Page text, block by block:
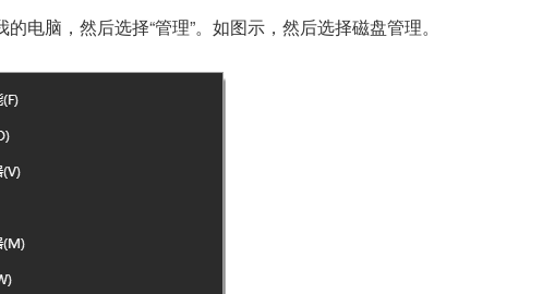
电脑，然后选择“管理”。如图示，然后选择磁盘管理。